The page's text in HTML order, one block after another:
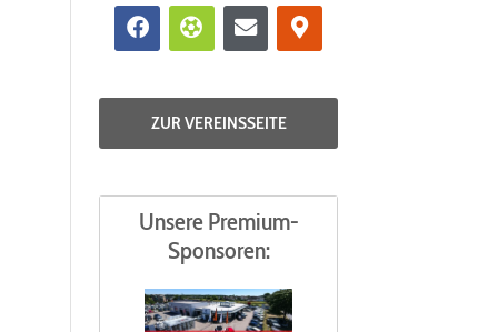
Facebook
FutbolEnvelope
Map-
marker-
alt
ZUR VEREINSSEITE
Unsere Premium-
Sponsoren: